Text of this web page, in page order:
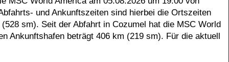
und Ankunftszeiten sind hierbei die Ortszeiten
sm). Seit der Abfahrt in Cozumel hat die MSC World
Ankunftshafen beträgt 406 km (219 sm). Für die aktuell